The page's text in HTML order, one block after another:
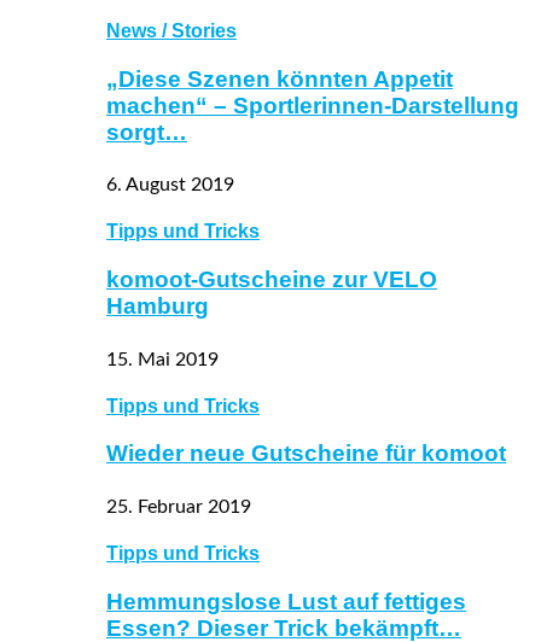
News / Stories
„Diese Szenen könnten Appetit
machen“ – Sportlerinnen-Darstellung
sorgt…
6. August 2019
Tipps und Tricks
komoot-Gutscheine zur VELO
Hamburg
15. Mai 2019
Tipps und Tricks
Wieder neue Gutscheine für komoot
25. Februar 2019
Tipps und Tricks
Hemmungslose Lust auf fettiges
Essen? Dieser Trick bekämpft…